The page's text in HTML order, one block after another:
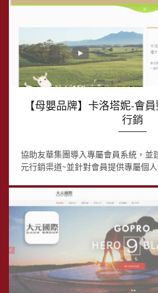
【母嬰品牌】卡洛塔妮-會
行銷
協助友華集團導入專屬會員系統，並
元行銷渠道~並針對會員提供專屬個